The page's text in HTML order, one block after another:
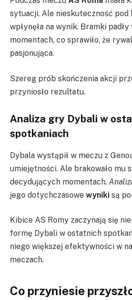
sytuacji. Ale nieskuteczność
wpłynęła na wynik. Bramki
momentach, co sprawiło, że
pasjonująca.
Szereg prób skończenia akcji
przyniosło rezultatu.
Analiza gry Dybali w
spotkaniach
Dybala wystąpił w meczu z
umiejętności. Ale brakowało mu
decydujących momentach.
jego dotychczasowe wyniki są
Kibice AS Romy zaczynają się
formę Dybali w ostatnich
niego większej efektywności w
meczach.
Co przyniesie